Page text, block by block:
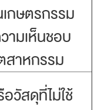
กษตรกรรม
ามเห็นชอบ
สาหกรรม
วัสดุที่ไม่ใช้